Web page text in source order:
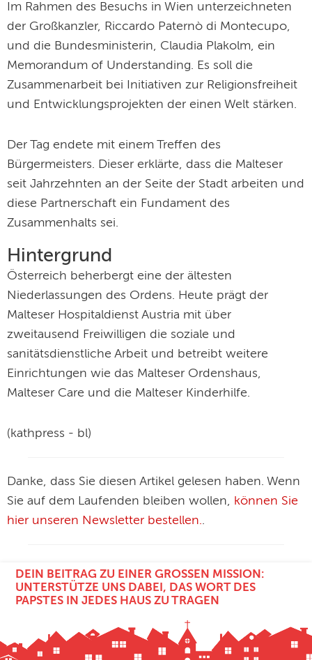
Im Rahmen des Besuchs in Wien unterzeichneten
der Großkanzler, Riccardo Paternò di Montecupo,
und die Bundesministerin, Claudia Plakolm, ein
Memorandum of Understanding. Es soll die
Zusammenarbeit bei Initiativen zur Religionsfreiheit
und Entwicklungsprojekten der einen Welt stärken.
Der Tag endete mit einem Treffen des
Bürgermeisters. Dieser erklärte, dass die Malteser
seit Jahrzehnten an der Seite der Stadt arbeiten und
diese Partnerschaft ein Fundament des
Zusammenhalts sei.
Hintergrund
Österreich beherbergt eine der ältesten
Niederlassungen des Ordens. Heute prägt der
Malteser Hospitaldienst Austria mit über
zweitausend Freiwilligen die soziale und
sanitätsdienstliche Arbeit und betreibt weitere
Einrichtungen wie das Malteser Ordenshaus,
Malteser Care und die Malteser Kinderhilfe.
(kathpress - bl)
Danke, dass Sie diesen Artikel gelesen haben. Wenn
Sie auf dem Laufenden bleiben wollen, können Sie
hier unseren Newsletter bestellen..
DEIN BEITRAG ZU EINER GROSSEN MISSION: U
NTERSTÜTZE UNS DABEI, DAS WORT DES P
APSTES IN JEDES HAUS ZU TRAGEN